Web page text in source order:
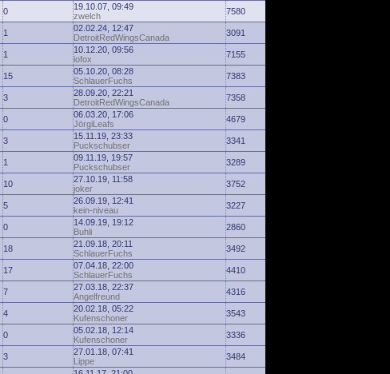
0
19.10.07, 09:49
zwelch
7580
1
02.02.24, 12:47
DetroitRedWingsCanada
3091
1
10.12.20, 09:56
iofox
7155
15
05.10.20, 08:28
SchlauerFuchs
7383
3
28.09.20, 22:21
DetroitRedWingsCanada
7358
0
06.03.20, 17:06
JörgiLeafs
4679
3
15.11.19, 23:33
Puckschubser
3341
1
09.11.19, 19:57
Puckschubser
3289
10
27.10.19, 11:58
joker
3752
5
26.09.19, 12:41
kein-niveau
3227
0
14.09.19, 19:12
Buhli
2860
18
21.09.18, 20:11
SchlauerFuchs
3492
17
07.04.18, 22:00
SchlauerFuchs
4410
7
27.03.18, 22:37
Angelfreund
4316
4
20.02.18, 05:22
Kufenschoner
3543
0
05.02.18, 12:14
Kufenschoner
3336
3
27.01.18, 07:41
Lippe
3484